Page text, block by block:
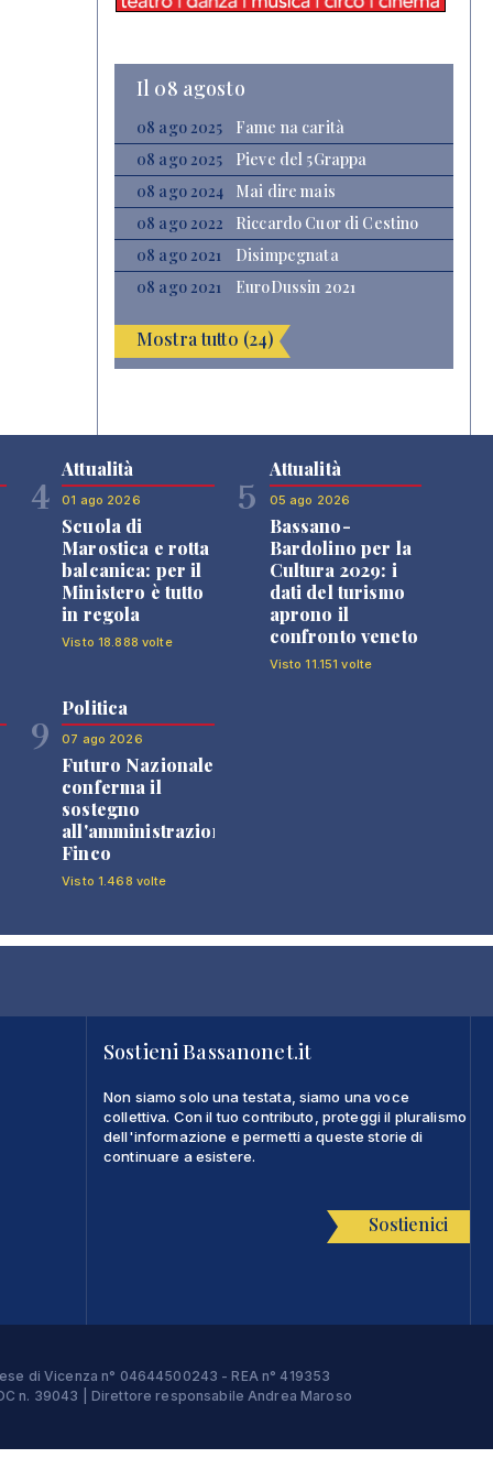
Il 08 agosto
08 ago 2025
Fame na carità
08 ago 2025
Pieve del 5Grappa
08 ago 2024
Mai dire mais
08 ago 2022
Riccardo Cuor di Cestino
08 ago 2021
Disimpegnata
08 ago 2021
EuroDussin 2021
Mostra tutto (24)
4
Attualità
01 ago 2026
Scuola di
Marostica e rotta
balcanica: per il
Ministero è tutto
in regola
Visto 18.888 volte
5
Attualità
05 ago 2026
Bassano-
Bardolino per la
Cultura 2029: i
dati del turismo
aprono il
confronto veneto
Visto 11.151 volte
9
Politica
07 ago 2026
Futuro Nazionale
conferma il
sostegno
all'amministrazione
Finco
Visto 1.468 volte
Sostieni Bassanonet.it
Non siamo solo una testata, siamo una voce
collettiva. Con il tuo contributo, proteggi il pluralismo
dell'informazione e permetti a queste storie di
continuare a esistere.
Sostienici
di Vicenza n° 04644500243 - REA n° 419353
n. 39043 | Direttore responsabile Andrea Maroso